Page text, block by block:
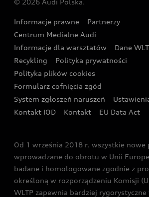
Wyszukaj najbliższego Partnera Audi
Oferta dla przedsiębiorców
Oferta dla klientów prywatnych
Kalkulator rat
Ubezpieczenie
Audi exclusive
Zasięg
Gwarancja
Akcje serwisowe Audi
Katalog online akcesoriów
Audi i Muzeum Sztuki Nowoczesnej w
Audi driving experience
Audi quattro Cup
Audi i Puchar Świata w Skokach
Zakopanem
© 2026 Audi Polska.
Informacje prawne
Partnerzy
Centrum Medialne Audi
Informacje dla warsztatów
Dane
Recykling
Polityka prywatności
Polityka plików cookies
Formularz cofnięcia zgód
System zgłoszeń naruszeń
Kontakt IOD
Kontakt EU Data Act
Od 1 września 2018 r. wszystkie nowe
wprowadzane do obrotu w Unii
badane i homologowane zgodnie z
określoną w rozporządzeniu Komisji
WLTP zapewnia bardziej